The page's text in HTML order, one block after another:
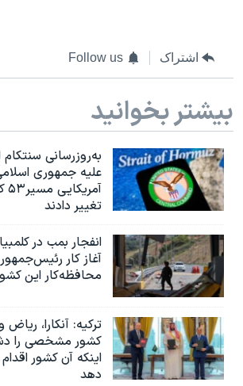
اشتراک Follow us
بیشتر بخوانید
به‌روزرسانی
علیه جمهوری
تغییر دادند
انفجار بمب‌‌ در
آغاز کار
محافظه‌کار این
ترکیه: آنکارا،
کشور مشخصی را
اینکه آن کشور
دهد